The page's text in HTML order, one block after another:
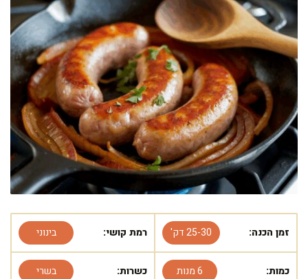
זמן הכנה: 25-30 דק' רמת קושי: בינוני
כמות: 6 מנות כשרות: בשרי